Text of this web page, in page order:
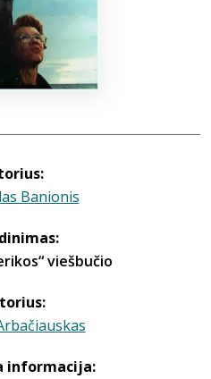
Banionis
viešbučio
informacija: